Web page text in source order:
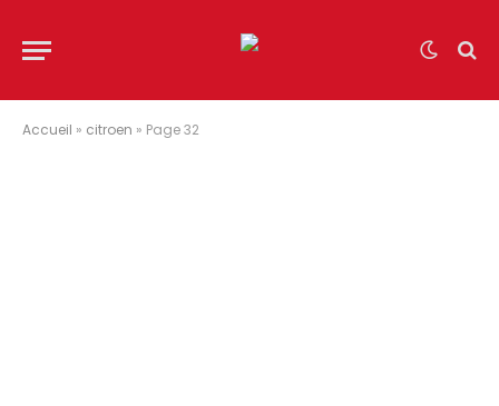
Accueil » citroen » Page 32